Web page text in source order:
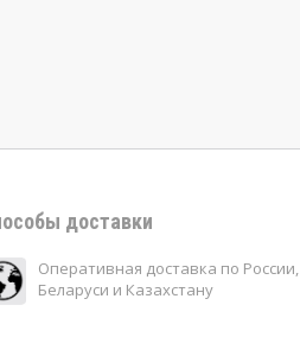
доставки
Оперативная доставка по России,
Беларуси и Казахстану